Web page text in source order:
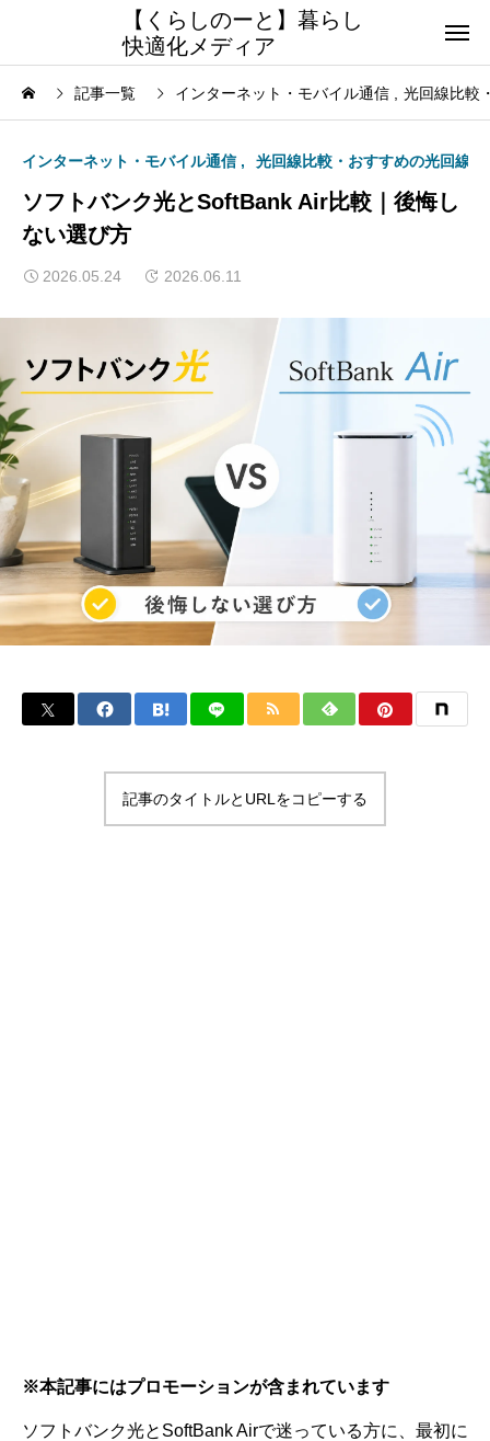
【くらしのーと】暮らし
快適化メディア
記事一覧 インターネット・モバイル通信 光回線比較
インターネット・モバイル通信 光回線比較・おすすめの光回線
ソフトバンク光とSoftBank Air比較｜後悔し
ない選び方
2026.05.24 2026.06.11
記事のタイトルとURLをコピーする
※本記事にはプロモーションが含まれています
ソフトバンク光とSoftBank Airで迷っている方に、最初に